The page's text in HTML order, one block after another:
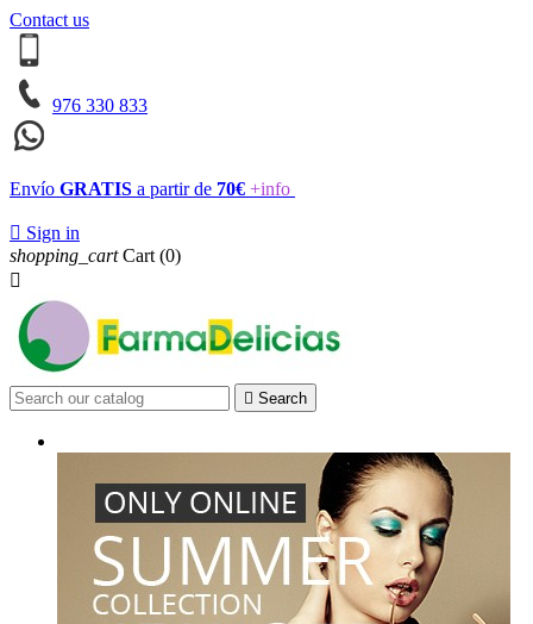
Contact us
976 330 833
Envío GRATIS a partir de 70€ +info
 Sign in
shopping_cart Cart (0)

 Search